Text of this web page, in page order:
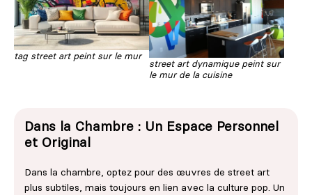
tag street art peint sur le mur
street art dynamique peint sur
le mur de la cuisine
Dans la Chambre : Un Espace Personnel
et Original
Dans la chambre, optez pour des œuvres de street art
plus subtiles, mais toujours en lien avec la culture pop. Un